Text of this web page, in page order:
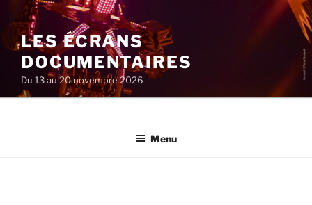
au
contenu
principal
LES ÉCRANS
DOCUMENTAIRES
Du 13 au 20 novembre 2026
Menu